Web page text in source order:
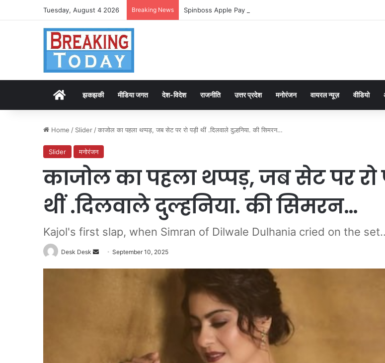
Tuesday, August 4 2026 Breaking News Spinboss Apple Pay dla graczy na iPhone
Homeझकझकी मीडिया जगत देश-विदेश राजनीति उत्तर प्रदेश मनोरंजन वायरल न्यूज़ वीडियो
Home / Slider /काजोल का पहला थप्पड़, जब सेट पर रो पड़ी थीं .दिलवाले दुल्हनिया. की सिमरन…
Slider मनोरंजन
काजोल का पहला थप्पड़, जब सेट पर रो
थीं .दिलवाले दुल्हनिया. की सिमरन…
Kajol's first slap, when Simran of Dilwale Dulhania cried on the
Desk Desk
Send September 10, 2025